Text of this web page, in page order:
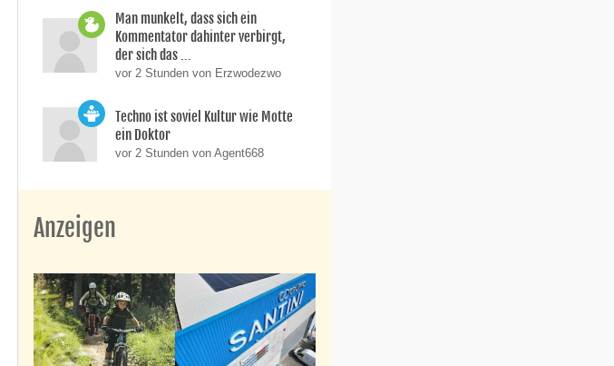
Man munkelt, dass sich ein
Kommentator dahinter verbirgt,
der sich das ...
vor 2 Stunden von Erzwodezwo
Techno ist soviel Kultur wie Motte
ein Doktor
vor 2 Stunden von Agent668
Anzeigen